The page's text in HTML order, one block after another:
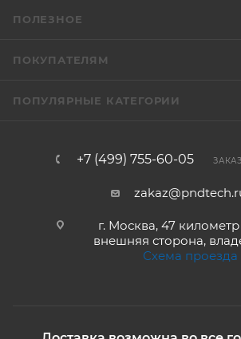
ПОЛЕЗНОЕ
ПОКУПАТЕЛЯМ
ПОПУЛЯРНЫЕ КАТЕГОРИИ
+7 (499) 755-60-05
г. Москва, 47
внешняя сторона,
Схема проезда